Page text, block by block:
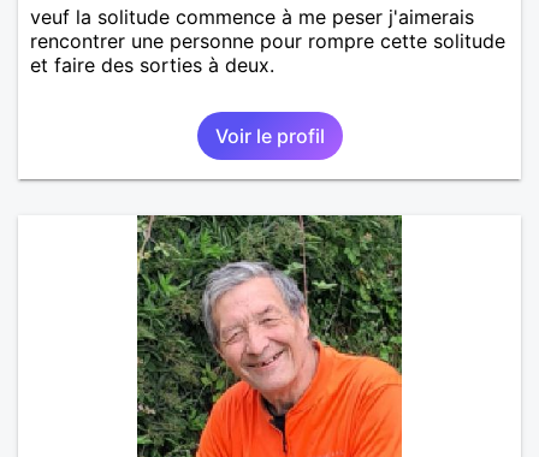
veuf la solitude commence à me peser j'aimerais
rencontrer une personne pour rompre cette solitude
et faire des sorties à deux.
Voir le profil